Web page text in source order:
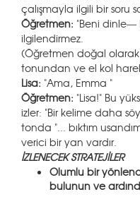
çalışmayla ilgili bir soru
Öğretmen: "Beni dinle—
ilgilendirmez.
(Öğretmen doğal olarak
tonundan ve el kol
Lisa: "Ama, Emma "
Öğretmen: "Lisa!" Bu
izler: "Bir kelime daha
tonda "... bıktım
verici bir yan vardır.
İZLENECEK STRATEJİLER
Olumlu bir
bulunun ve